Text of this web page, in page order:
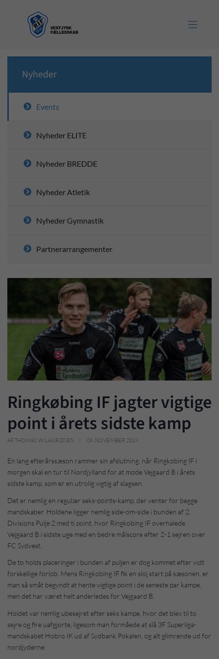

Nyheder
Events
Nyheder ELITE
Nyheder BREDDE
Nyheder Atletik
Nyheder Gymnastik
Partnerarrangementer
Ringkøbing IF jagter vigtige
point i årets sidste kamp
AF THOMAS W. LAURIDSEN 08. NOVEMBER 2019
En lang efterårssæson rammer sin afslutning, når Ringkøbing IF i
morgen skal en tur til Nordjylland for at møde Vejgaard B i årets
sidste kamp, som er en utrolig vigtig af slagsen.
Det er nemlig en regulær seks-points-kamp, der venter for begge
mandskaber. Holdene ligger nemlig side-om-side i bunden af 2.
Divisions Pulje 2 med ti point, hvor Ringkøbing IF overhalede
Vejgaard B i sidste uge med en bedre målscore efter 2-1 sejren over
FC Sydvest.
De to holds placeringer i bunden af puljen er dog kommet efter vidt
forskellige forløb. Mens Ringkøbing IF fik en sløj start på sæsonen, er
man så småt begyndt at hente vigtige point i de seneste par kampe,
men det har været helt anderledes for Vejgaard B.
Holdet var nemlig ubesejret efter seks kampe, hvor det blev til to
sejre og fire uafgjorte, ligesom man formåede at slå 3F Superliga-
mandskabet Hobro IK ud af Sydbank Pokalen, og alt glimrende ud for
nordjyderne.